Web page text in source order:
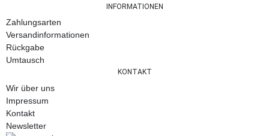
INFORMATIONEN
Zahlungsarten
Versandinformationen
Rückgabe
Umtausch
KONTAKT
Wir über uns
Impressum
Kontakt
Newsletter